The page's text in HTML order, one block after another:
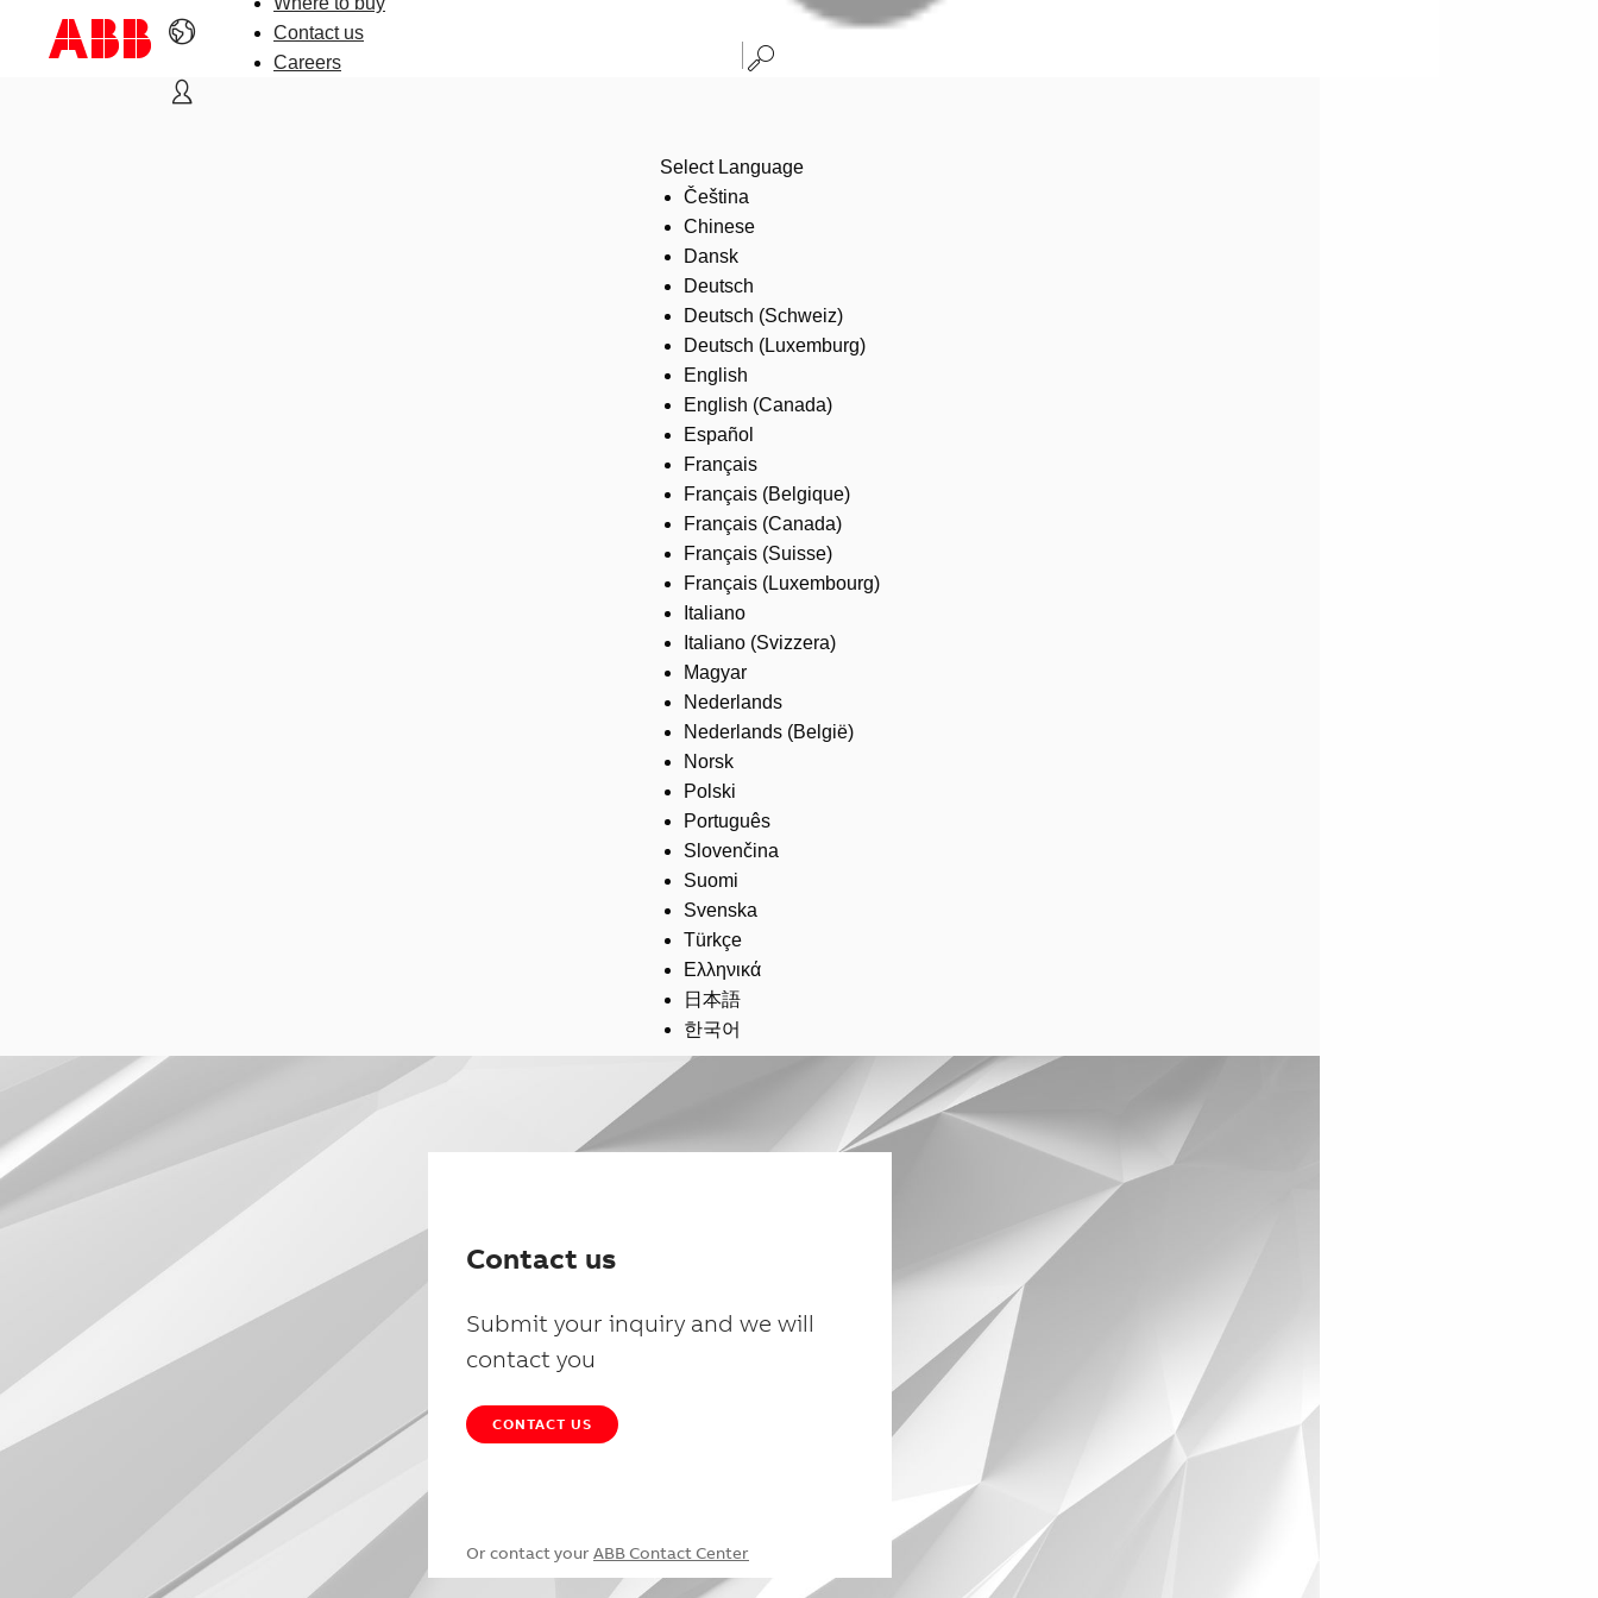
Contact us
Careers
Select Language
Čeština
Chinese
Dansk
Deutsch
Deutsch (Schweiz)
Deutsch (Luxemburg)
English
English (Canada)
Español
Français
Français (Belgique)
Français (Canada)
Français (Suisse)
Français (Luxembourg)
Italiano
Italiano (Svizzera)
Magyar
Nederlands
Nederlands (België)
Norsk
Polski
Português
Slovenčina
Suomi
Svenska
Türkçe
Ελληνικά
日本語
한국어
Contact us
Submit your inquiry and we will
contact you
CONTACT US
Or contact your ABB Contact Center